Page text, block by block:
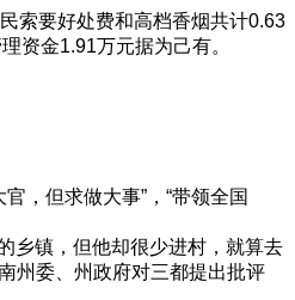
索要好处费和高档香烟共计0.63
资金1.91万元据为己有。
，但求做大事”，“带领全国
乡镇，但他却很少进村，就算去
州委、州政府对三都提出批评